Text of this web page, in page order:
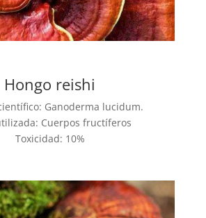
Hongo reishi
Ganoderma lucidum.
Cuerpos fructíferos
Toxicidad: 10%